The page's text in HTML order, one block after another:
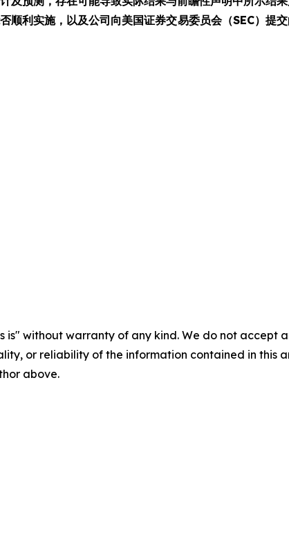
顺利实施，以及公司向美国证券交易委员会（SEC）提
is" without warranty of any kind. We do not
or reliability of the information contained in this
above.